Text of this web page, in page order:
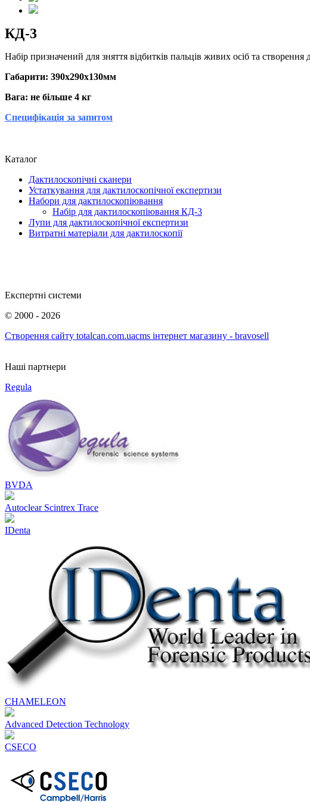
КД-3
Набір призначений для зняття відбитків пальців живих осіб та створення
Габарити: 390х290х130мм
Вага: не більше 4 кг
Специфікація за запитом
Каталог
Дактилоскопічні сканери
Устаткування для дактилоскопічної експертизи
Набори для дактилоскопіювання
Набір для дактилоскопіювання КД-3
Лупи для дактилоскопічної експертизи
Витратні матеріали для дактилоскопії
Експертні системи
© 2000 - 2026
Створення сайту totalcan.com.uacms інтернет магазину - bravosell
Наші партнери
Regula
BVDA
Autoclear Scintrex Trace
IDenta
CHAMELEON
Advanced Detection Technology
CSECO